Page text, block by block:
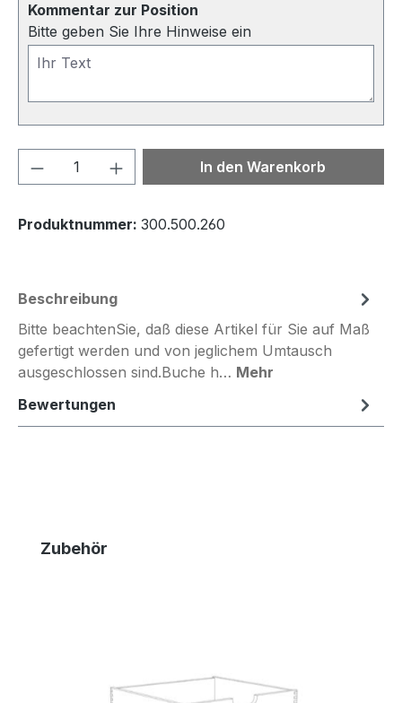
Kommentar zur Position
Bitte geben Sie Ihre Hinweise ein
Produkt Anzahl: Gib denIn den Warenkorb
Produktnummer: 300.500.260
Beschreibung
Bitte beachtenSie, daß diese Artikel für Sie auf Maß
gefertigt werden und von jeglichem Umtausch
ausgeschlossen sind.Buche h… Mehr
Bewertungen
Produktgalerie überspringen
Zubehör